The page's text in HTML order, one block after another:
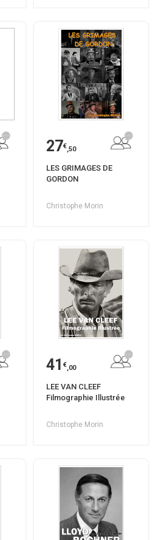
27€,50
LES GRIMAGES DE
GORDON
Christophe Morin
41 €,00
LEE VAN CLEEF
Filmographie Illustrée
Christophe Morin